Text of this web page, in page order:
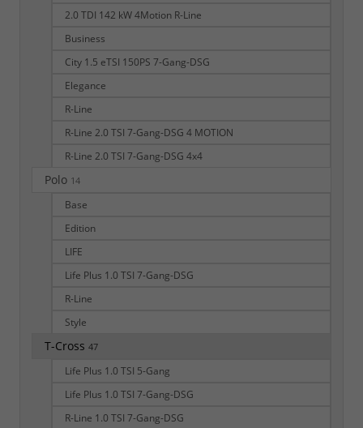
2.0 TDI 142 kW 4Motion R-Line
Business
City 1.5 eTSI 150PS 7-Gang-DSG
Elegance
R-Line
R-Line 2.0 TSI 7-Gang-DSG 4 MOTION
R-Line 2.0 TSI 7-Gang-DSG 4x4
Polo 14
Base
Edition
LIFE
Life Plus 1.0 TSI 7-Gang-DSG
R-Line
Style
T-Cross 47
Life Plus 1.0 TSI 5-Gang
Life Plus 1.0 TSI 7-Gang-DSG
R-Line 1.0 TSI 7-Gang-DSG